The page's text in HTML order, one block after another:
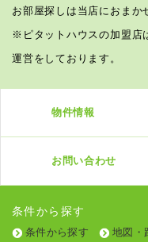
お部屋探しは当店におまか
※ピタットハウスの加盟店
運営をしております。
物件情報
お問い合わせ
条件から探す
条件から探す 地図・